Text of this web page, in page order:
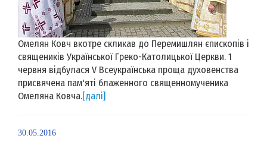
Омелян Ковч вкотре скликав до Перемишлян єпископів і
священиків Української Греко-Католицької Церкви. 1
червня відбулася V Всеукраїнська проща духовенства
присвячена пам'яті блаженного священномученика
Омеляна Ковча.[далі]
30.05.2016